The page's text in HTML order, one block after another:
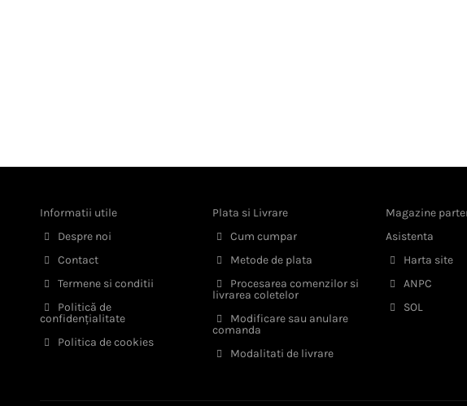
Informatii utile
Despre noi
Contact
Termene si conditii
Politică de
confidențialitate
Politica de cookies
Plata si Livrare
Cum cumpar
Metode de plata
Procesarea comenzilor si
livrarea coletelor
Modificare sau anulare
comanda
Modalitati de livrare
Magazine
Asistenta
Harta site
ANPC
SOL